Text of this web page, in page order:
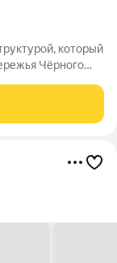
который
Чёрного
-